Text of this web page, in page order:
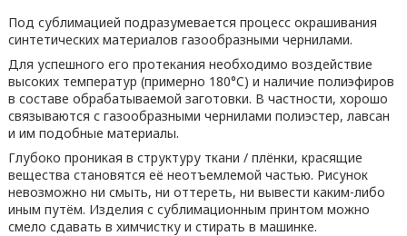
Под сублимацией подразумевается процесс окрашивания
синтетических материалов газообразными чернилами.
Для успешного его протекания необходимо воздействие
высоких температур (примерно 180°C) и наличие полиэфиров
в составе обрабатываемой заготовки. В частности, хорошо
связываются с газообразными чернилами полиэстер, лавсан
и им подобные материалы.
Глубоко проникая в структуру ткани / плёнки, красящие
вещества становятся её неотъемлемой частью. Рисунок
невозможно ни смыть, ни оттереть, ни вывести каким-либо
иным путём. Изделия с сублимационным принтом можно
смело сдавать в химчистку и стирать в машинке.